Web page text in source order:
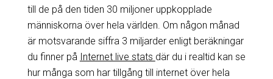
till de på den tiden 30 miljoner uppkopplade
människorna över hela världen. Om någon månad
är motsvarande siffra 3 miljarder enligt beräkningar
du finner på Internet live stats där du i realtid kan se
hur många som har tillgång till internet över hela